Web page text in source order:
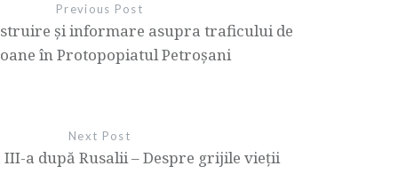
Previous Post
și informare asupra traficului de
în Protopopiatul Petroșani
Next Post
III-a după Rusalii – Despre grijile vieții